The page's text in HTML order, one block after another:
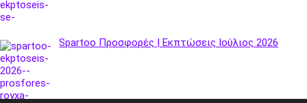
Spartoo Προσφορές | Εκπτώσεις Ιούλιος 2026